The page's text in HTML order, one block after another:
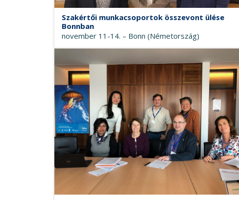
Szakértői munkacsoportok összevont ülése
Bonnban
november 11-14. – Bonn (Németország)